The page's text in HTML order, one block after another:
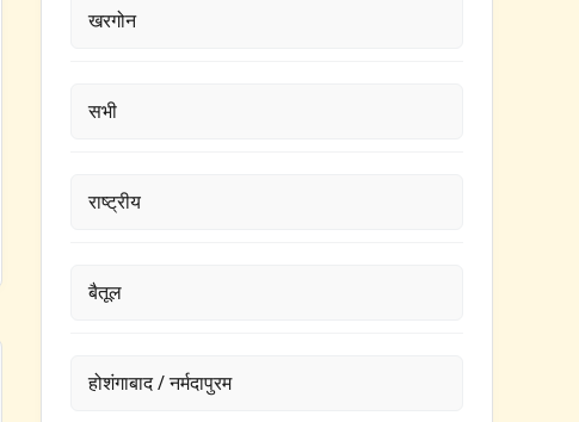
खरगोन
सभी
राष्ट्रीय
बैतूल
होशंगाबाद / नर्मदापुरम